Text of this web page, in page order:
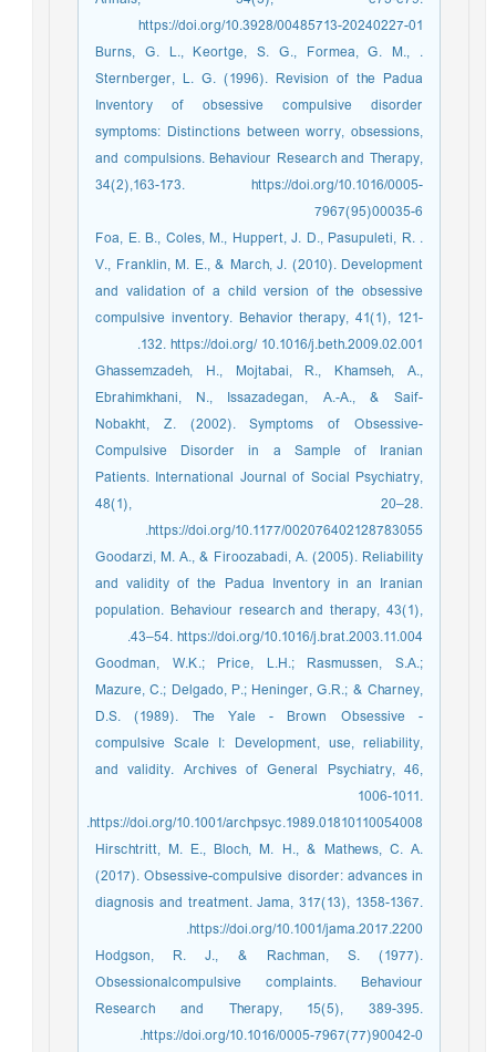
https://doi.org/10.3928/00485713-20240227-01
. Burns, G. L., Keortge, S. G., Formea, G. M.,
Sternberger, L. G. (1996). Revision of the Padua
Inventory of obsessive compulsive disorder
symptoms: Distinctions between worry, obsessions,
and compulsions. Behaviour Research and Therapy,
34(2),163-173. https://doi.org/10.1016/0005-
7967(95)00035-6
. Foa, E. B., Coles, M., Huppert, J. D., Pasupuleti, R.
V., Franklin, M. E., & March, J. (2010). Development
and validation of a child version of the obsessive
compulsive inventory. Behavior therapy, 41(1), 121-
132. https://doi.org/ 10.1016/j.beth.2009.02.001.
Ghassemzadeh, H., Mojtabai, R., Khamseh, A.,
Ebrahimkhani, N., Issazadegan, A.-A., & Saif-
Nobakht, Z. (2002). Symptoms of Obsessive-
Compulsive Disorder in a Sample of Iranian
Patients. International Journal of Social Psychiatry,
48(1), 20–28.
https://doi.org/10.1177/002076402128783055.
Goodarzi, M. A., & Firoozabadi, A. (2005). Reliability
and validity of the Padua Inventory in an Iranian
population. Behaviour research and therapy, 43(1),
43–54. https://doi.org/10.1016/j.brat.2003.11.004.
Goodman, W.K.; Price, L.H.; Rasmussen, S.A.;
Mazure, C.; Delgado, P.; Heninger, G.R.; & Charney,
D.S. (1989). The Yale - Brown Obsessive -
compulsive Scale I: Development, use, reliability,
and validity. Archives of General Psychiatry, 46,
1006-1011.
https://doi.org/10.1001/archpsyc.1989.01810110054008.
Hirschtritt, M. E., Bloch, M. H., & Mathews, C. A.
(2017). Obsessive-compulsive disorder: advances in
diagnosis and treatment. Jama, 317(13), 1358-1367.
https://doi.org/10.1001/jama.2017.2200.
Hodgson, R. J., & Rachman, S. (1977).
Obsessionalcompulsive complaints. Behaviour
Research and Therapy, 15(5), 389-395.
https://doi.org/10.1016/0005-7967(77)90042-0.